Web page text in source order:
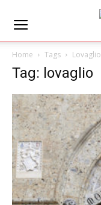
Home Tags Lovaglio
Tag: lovaglio